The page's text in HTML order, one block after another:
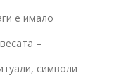
е имало
–
символи